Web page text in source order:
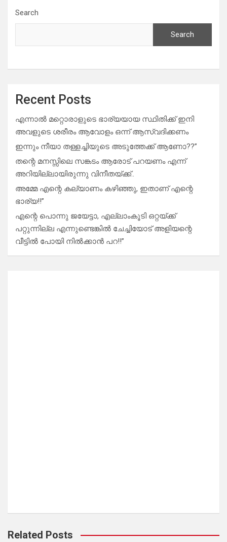
Search
Search
Recent Posts
എന്നാൽ മറ്റൊരാളുടെ ഭാര്യയായ സ്ഥിതിക്ക് ഇനി
അവളുടെ ശരീരം ആവോളം ഒന്ന് ആസ്വദിക്കണം
ഇന്നും നീയാ തള്ളച്ചിയുടെ അടുത്തേക്ക് ആണോ??”
തന്റെ മനസ്സിലെ സങ്കടം ആരോട് പറയണം എന്ന്
അറിയില്ലായിരുന്നു വിനീതയ്ക്ക്..
അമ്മേ എന്റെ കല്യാണം കഴിഞ്ഞു, ഇതാണ് എന്റെ
ഭാര്യ!!”
എന്റെ പൊന്നു ജയേട്ടാ, എല്ലാംകൂടി ഒറ്റയ്ക്ക്
പറ്റുന്നില്ല എന്നുണ്ടെങ്കിൽ ചേച്ചിയോട് അളിയന്റെ
വീട്ടിൽ പോയി നിൽക്കാൻ പറ!!”
Related Posts